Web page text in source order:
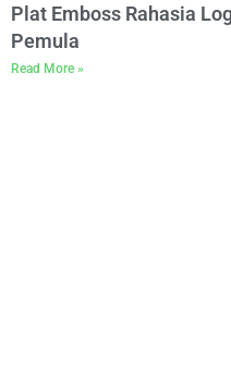
Plat Emboss Rahasia
Pemula
Read More »